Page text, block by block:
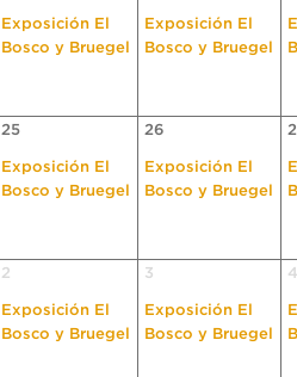
Exposición El
Bosco y Bruegel
Exposición El
Bosco y Bruegel
25
Exposición El
Bosco y Bruegel
26
Exposición El
Bosco y Bruegel
2
Exposición El
Bosco y Bruegel
3
Exposición El
Bosco y Bruegel
4